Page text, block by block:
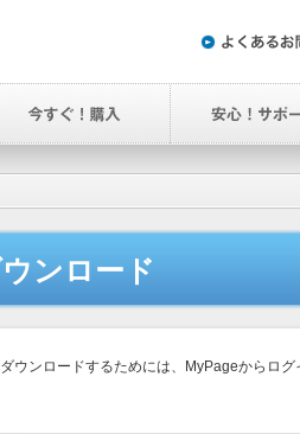
ンロード
ンロードするためには、MyPageからログ